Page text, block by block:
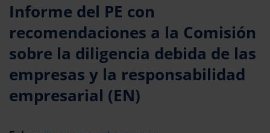
Informe del PE con
recomendaciones a la Comisión
sobre la diligencia debida de las
empresas y la responsabilidad
empresarial (EN)